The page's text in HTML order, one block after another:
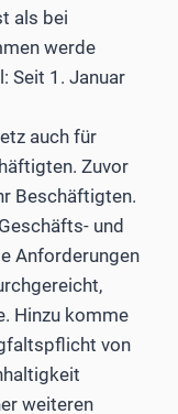
als bei
werde
Seit 1. Januar
auch für
Zuvor
Beschäftigten.
und
Anforderungen
Hinzu komme
von
weiteren